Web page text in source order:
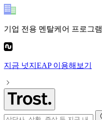
기업 전용 멘탈케어 프로그램
지금 넛지EAP이용해보기